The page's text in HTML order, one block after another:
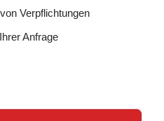
Verpflichtungen
Anfrage